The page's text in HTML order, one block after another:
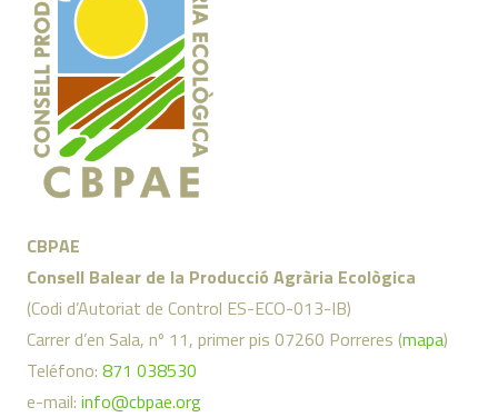
CBPAE
Consell Balear de la Producció Agrària Ecològica
(Codi d’Autoriat de Control ES-ECO-013-IB)
Carrer d’en Sala, nº 11, primer pis 07260 Porreres (mapa)
Teléfono: 871 038530
e-mail: info@cbpae.org